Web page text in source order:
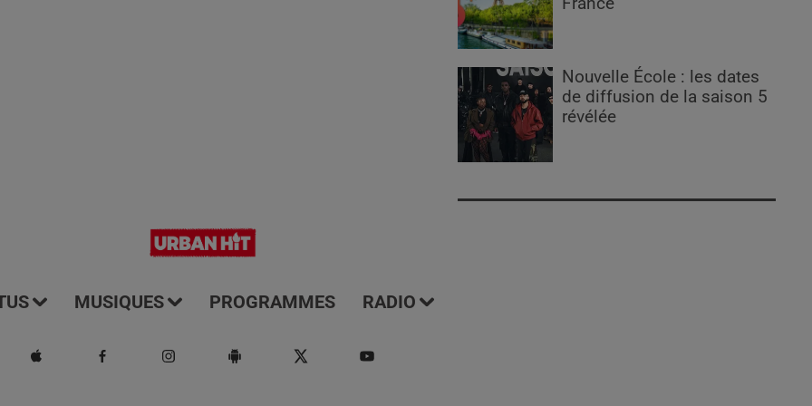
Nouvelle École : les dates
de diffusion de la saison 5
révélée
MUSIQUES PROGRAMMES RADIO